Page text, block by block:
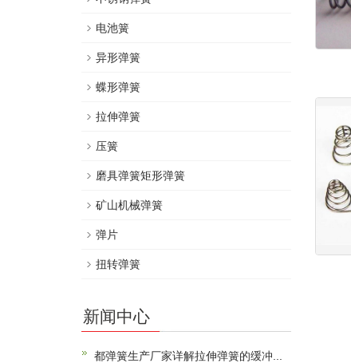
电池簧
异形弹簧
蝶形弹簧
拉伸弹簧
压簧
磨具弹簧矩形弹簧
矿山机械弹簧
弹片
扭转弹簧
新闻中心
都弹簧生产厂家详解拉伸弹簧的缓冲...